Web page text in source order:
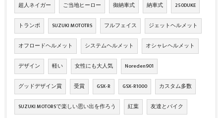
超人ネイガー ご当地ヒーロー 御納車式 納車式 250DUKE
トランポ SUZUKI MOTOTRS フルフェイス ジェットヘルメット
オフロードヘルメット システムヘルメット オシャレヘルメット
デザイン 軽い 女性にも大人気 Noreden901
グッドデザイン賞 受賞 GSX‐R GSX‐R1000 カスタム多数
SUZUKI MOTORSで楽しい思い出を作ろう 紅葉 友達とバイク